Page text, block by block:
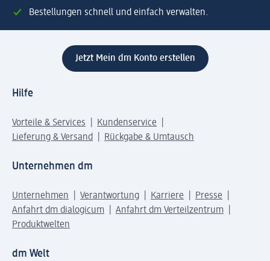
Bestellungen schnell und einfach verwalten.
Jetzt Mein dm Konto erstellen
Hilfe
Vorteile & Services
Kundenservice
Lieferung & Versand
Rückgabe & Umtausch
Unternehmen dm
Unternehmen Verantwortung Karriere
Presse
Anfahrt dm dialogicum
Anfahrt dm Verteilzentrum
Produktwelten
dm Welt